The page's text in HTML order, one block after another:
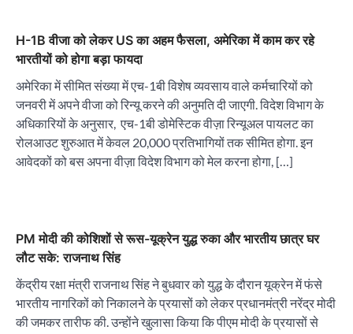
H-1B वीजा को लेकर US का अहम फैसला, अमेरिका में काम कर रहे
भारतीयों को होगा बड़ा फायदा
अमेरिका में सीमित संख्या में एच-1बी विशेष व्यवसाय वाले कर्मचारियों को
जनवरी में अपने वीजा को रिन्यू करने की अनुमति दी जाएगी. विदेश विभाग के
अधिकारियों के अनुसार, एच-1बी डोमेस्टिक वीज़ा रिन्यूअल पायलट का
रोलआउट शुरुआत में केवल 20,000 प्रतिभागियों तक सीमित होगा. इन
आवेदकों को बस अपना वीज़ा विदेश विभाग को मेल करना होगा, […]
PM मोदी की कोशिशों से रूस-यूक्रेन युद्ध रुका और भारतीय छात्र घर
लौट सके: राजनाथ सिंह
केंद्रीय रक्षा मंत्री राजनाथ सिंह ने बुधवार को युद्ध के दौरान यूक्रेन में फंसे
भारतीय नागरिकों को निकालने के प्रयासों को लेकर प्रधानमंत्री नरेंद्र मोदी
की जमकर तारीफ की. उन्होंने खुलासा किया कि पीएम मोदी के प्रयासों से